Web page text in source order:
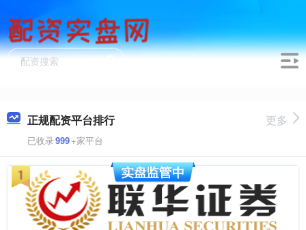
正规配资平台排行
已收录999+家平台
更多